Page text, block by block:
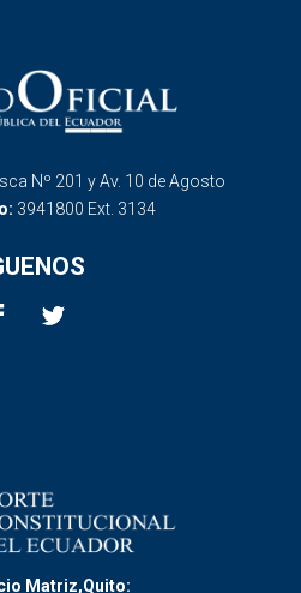
Nº 201 y Av. 10 de Agosto
3941800 Ext. 3134
Matriz,Quito: